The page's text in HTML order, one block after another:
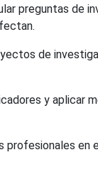
preguntas de
de
y aplicar
en